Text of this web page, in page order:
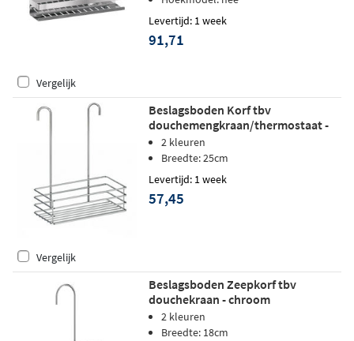
Levertijd: 1 week
91,71
Vergelijk
Beslagsboden Korf tbv
douchemengkraan/thermostaat -
chroom
2 kleuren
Breedte: 25cm
Levertijd: 1 week
57,45
Vergelijk
Beslagsboden Zeepkorf tbv
douchekraan - chroom
2 kleuren
Breedte: 18cm